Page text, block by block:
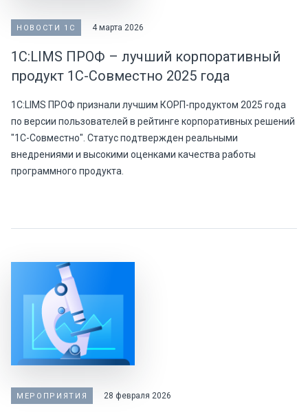
НОВОСТИ 1С 4 марта 2026
1С:LIMS ПРОФ – лучший корпоративный
продукт 1С-Совместно 2025 года
1С:LIMS ПРОФ признали лучшим КОРП-продуктом 2025 года
по версии пользователей в рейтинге корпоративных решений
"1С-Совместно". Статус подтвержден реальными
внедрениями и высокими оценками качества работы
программного продукта.
МЕРОПРИЯТИЯ 28 февраля 2026